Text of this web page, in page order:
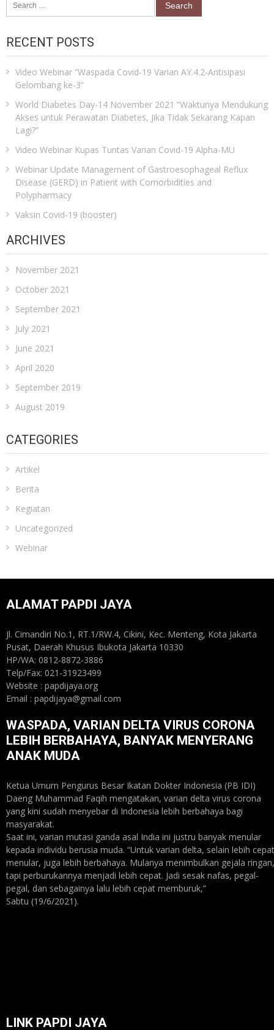
for:
RECENT POSTS
Video Webinar “Waspada Covid-19 Varian AY.4.2-Antisipasi
Gelombang ke-3”
World Diabetes Day-14 November 2021 “Waktunya Mendukung
Akses untuk Perawatan Diabetes, Jika Tidak Sekarang Kapan
Lagi?”
Video Webinar Kupas Tuntas Varian Covid-19 Alpha-MU
Webinar Update Management of Gastroesophageal Reflux
Disease (GERD) in Patient with Comorbidities and
Polypharmacy
Vaksin Covid-19 (booster)
ARCHIVES
November 2021
October 2021
September 2021
July 2021
June 2021
April 2020
September 2019
August 2019
CATEGORIES
Artikel
Berita
Kegiatan
Uncategorized
Webinar
ALAMAT PAPDI JAYA
Jl. Cimandiri No.1, RT.1/RW.4, Cikini, Kec. Menteng, Kota Jakarta
Pusat, Daerah Khusus Ibukota Jakarta 10330
HP/WA: 0812-8872-3886
Telp/Fax: 021-31923499
Website : papdijaya.org
Email : papdijaya@gmail.com
WASPADA, VARIAN DELTA VIRUS CORONA
LEBIH BERBAHAYA, BANYAK MENYERANG
ANAK MUDA
Ketua Umum Pengurus Besar Ikatan Dokter Indonesia (PB IDI)
Daeng Muhammad Faqih mengatakan, varian delta virus corona
yang kini sudah menyebar di Indonesia lebih berbahaya bagi
masyarakat.
Saat ini, varian mutasi ganda asal India ini justru banyak menular
kepada individu berusia muda. “Untuk varian delta, selain lebih
menular, juga lebih berbahaya. Mulanya menimbulkan gejala
tapi perburukannya menjadi lebih cepat. Jadi sesak nafas, pegal-
pegal, dan sebagainya lalu lebih cepat memburuk,”
Sabtu (19/6/2021).
LINK PAPDI JAYA